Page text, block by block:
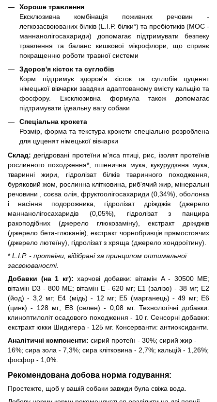
Хороше травлення
Ексклюзивна комбінація поживних речовин -
легкозасвоюваних білків (L.I.P. білки*) та пребіотиків (МОС -
маннанолігосахариди) допомагає підтримувати безпеку
травлення та баланс кишкової мікрофлори, що сприяє
покращенню роботи травної системи
Здоров'я кісток та суглобів
Корм підтримує здоров'я кісток та суглобів цуценят
німецької вівчарки завдяки адаптованому вмісту кальцію та
фосфору. Ексклюзивна формула також допомагає
підтримувати ідеальну вагу собаки
Спеціальна крокета
Розмір, форма та текстура крокети спеціально розроблена
для цуценят німецької вівчарки
Склад: дегідровані протеїни м'яса птиці, рис, ізолят протеїнів
рослинного походження*, пшенична мука, кукурудзяна мука,
тваринні жири, гідролізат білків тваринного походження,
буряковий жом, рослинна клітковина, риб'ячий жир, мінеральні
речовини , соєва олія, фруктоолігосахариди (0,34%), оболонка
і насіння подорожника, гідролізат дріжджів (джерело
маннанолігосахаридів (0,05%), гідролізат з панцира
ракоподібних (джерело глюкозаміну), екстракт дріжджів
(джерело бета-глюканів), екстракт чорнобривців прямостоячих
(джерело лютеїну), гідролізат з хряща (джерело хондроїтину).
* L.I.P. - протеїни, відібрані за принципом оптимальної
засвоюваності.
Добавки (на 1 кг): харчові добавки: вітамін A - 30500 ME;
вітамін D3 - 800 ME; вітамін Е - 620 мг; Е1 (залізо) - 38 мг; Е2
(йод) - 3,2 мг; Е4 (мідь) - 12 мг; Е5 (марганець) - 49 мг; Е6
(цинк) - 128 мг; Е8 (сeлeн) - 0,08 мг. Технологічні добавки:
клиноптилоліт осадового походження - 10 г. Сенсорні добавки:
екстракт юкки Шидигера - 125 мг. Консерванти: антиоксиданти.
Аналітичні компоненти: сирий протеїн - 30%; сирий жир -
16%; сира зола - 7,3%; сира клітковина - 2,7%; кальцій - 1,26%;
фосфор - 1,0%.
Рекомендована добова норма годування:
Простежте, щоб у вашій собаки завжди була свіжа вода.